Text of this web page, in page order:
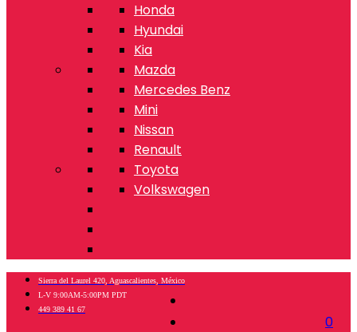
Honda
Hyundai
Kia
Mazda
Mercedes Benz
Mini
Nissan
Renault
Toyota
Volkswagen
0
Sierra del Laurel 420, Aguascalientes, México
L-V 9:00AM-5:00PM PDT
449 389 41 67